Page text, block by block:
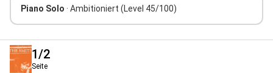
Piano Solo · Ambitioniert (Level 45/100)
1/2
Seite